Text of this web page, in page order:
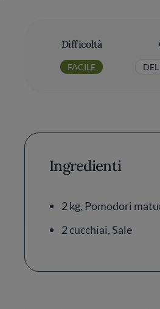
Difficoltà
FACILE
Ingredienti
2 kg, Pomodori
2 cucchiai, Sale